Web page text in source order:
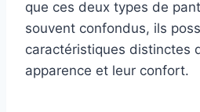
que ces deux types de
souvent confondus, ils
caractéristiques distinctes
apparence et leur confort.